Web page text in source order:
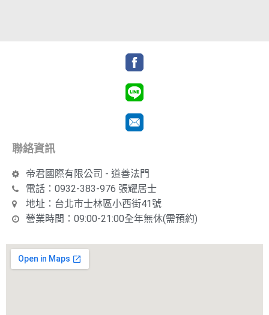
聯絡資訊
帝君國際有限公司 - 道善法門
電話：0932-383-976 張耀居士
地址：台北市士林區小西街41號
營業時間：09:00-21:00全年無休(需預約)